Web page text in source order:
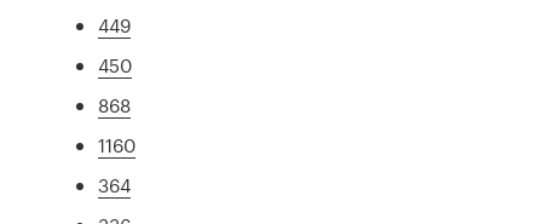
449
450
868
1160
364